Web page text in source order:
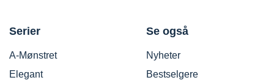
Serier
A-Mønstret
Elegant
Se også
Nyheter
Bestselgere